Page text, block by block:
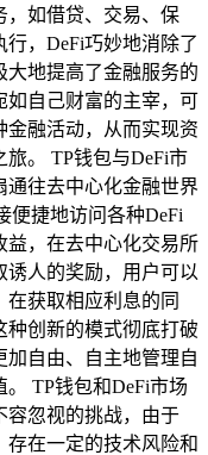
，如借贷、交易、保
，DeFi巧妙地消除了
大地提高了金融服务的
如自己财富的主宰，可
金融活动，从而实现资
。 TP钱包与DeFi市
往去中心化金融世界
便捷地访问各种DeFi
益，在去中心化交易所
人的奖励，用户可以
获取相应利息的同
种创新的模式彻底打破
自由、自主地管理自
TP钱包和DeFi市场
容忽视的挑战，由于
存在一定的技术风险和